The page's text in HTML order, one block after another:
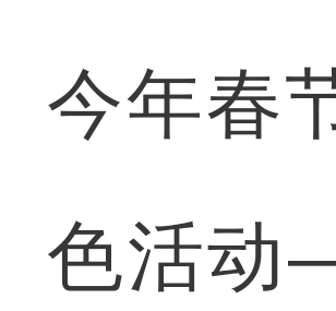
今年春
色活动